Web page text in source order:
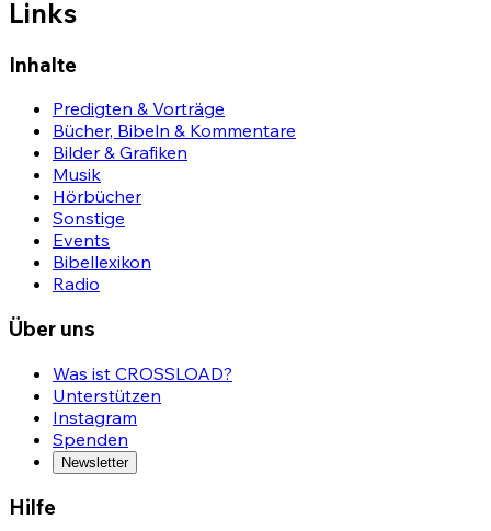
Links
Inhalte
Predigten & Vorträge
Bücher, Bibeln & Kommentare
Bilder & Grafiken
Musik
Hörbücher
Sonstige
Events
Bibellexikon
Radio
Über uns
Was ist CROSSLOAD?
Unterstützen
Instagram
Spenden
Newsletter
Hilfe